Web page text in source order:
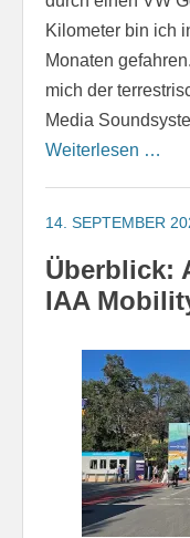
Kilometer bin ich
Monaten
mich der
Media
Weiterlesen …
14. SEPTEMBER
Überblick:
IAA